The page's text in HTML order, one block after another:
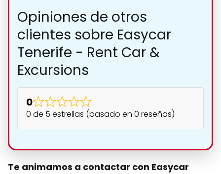
Opiniones de otros
clientes sobre Easycar
Tenerife - Rent Car &
Excursions
0
0 de 5 estrellas (basado en 0 reseñas)
Te animamos a contactar con Easycar